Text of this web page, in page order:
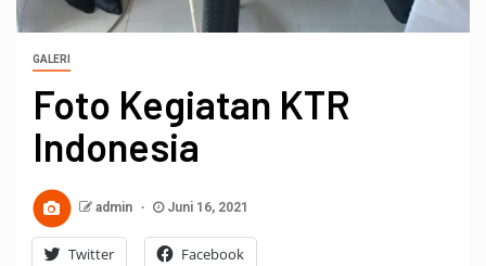
GALERI
Foto Kegiatan KTR
Indonesia
admin Juni 16, 2021
Twitter Facebook